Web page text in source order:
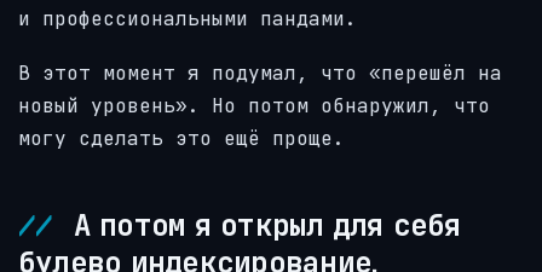
и профессиональными пандами.
В этот момент я подумал, что «перешёл на
новый уровень». Но потом обнаружил, что
могу сделать это ещё проще.
А потом я открыл для себя
булево индексирование.